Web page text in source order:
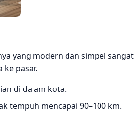
yang modern dan simpel sangat
ke pasar.
di dalam kota.
tempuh mencapai 90–100 km.